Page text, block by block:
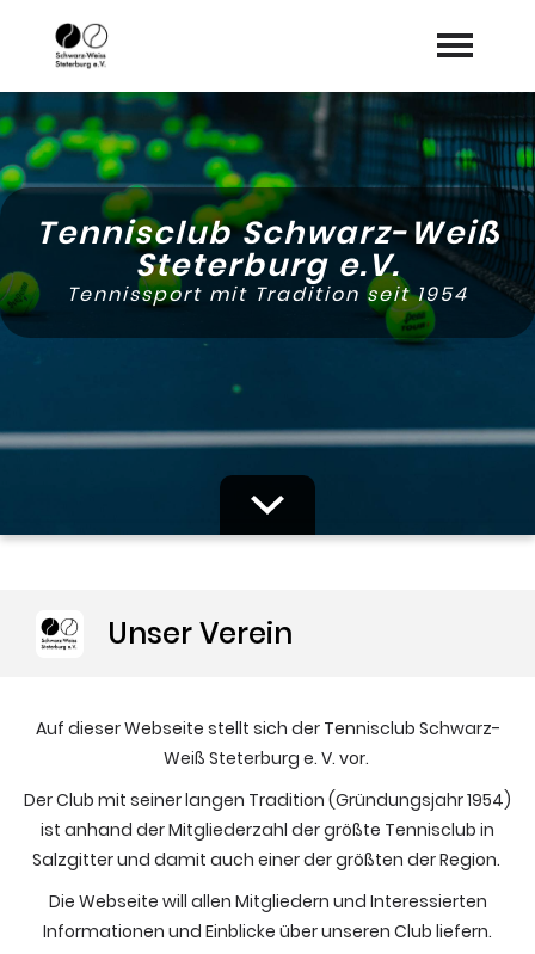
Startseite
Aktuelles
expand_more
WIR expand_more
Vereinsleben
Anmeldung
Dokumente
Sponsoren
Tennisclub Schwarz-Weiß
Steterburg e.V.
Tennissport mit Tradition seit 1954
Unser Verein
Auf dieser Webseite stellt sich der Tennisclub Schwarz-
Weiß Steterburg e. V. vor.
Der Club mit seiner langen Tradition (Gründungsjahr 1954)
ist anhand der Mitgliederzahl der größte Tennisclub in
Salzgitter und damit auch einer der größten der Region.
Die Webseite will allen Mitgliedern und Interessierten
Informationen und Einblicke über unseren Club liefern.